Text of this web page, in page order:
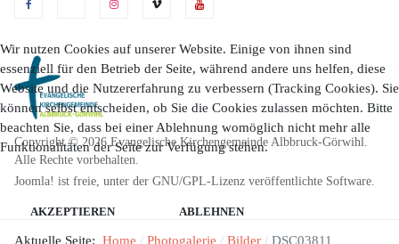
Copyright © 2026 Evangelische Kirchengemeinde Albbruck-Görwihl.
Alle Rechte vorbehalten.
Joomla! ist freie, unter der GNU/GPL-Lizenz veröffentlichte Software.
Aktuelle Seite: Home Photogalerie Bilder DSC03811
Wir nutzen Cookies auf unserer Website. Einige von ihnen sind
essenziell für den Betrieb der Seite, während andere uns helfen, diese
Website und die Nutzererfahrung zu verbessern (Tracking Cookies). Sie
können selbst entscheiden, ob Sie die Cookies zulassen möchten. Bitte
beachten Sie, dass bei einer Ablehnung womöglich nicht mehr alle
Funktionalitäten der Seite zur Verfügung stehen.
AKZEPTIEREN ABLEHNEN